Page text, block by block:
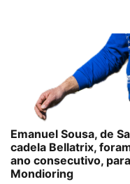
Emanuel Sousa, de
cadela Bellatrix,
ano consecutivo,
Mondioring